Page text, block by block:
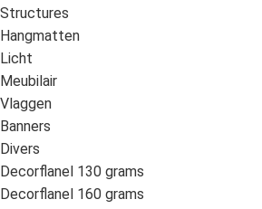
Structures
Hangmatten
Licht
Meubilair
Vlaggen
Banners
Divers
Decorflanel 130 grams
Decorflanel 160 grams